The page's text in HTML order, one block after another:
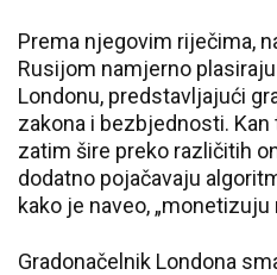
Prema njegovim riječima,
Rusijom namjerno
Londonu, predstavljajući
zakona i bezbjednosti.
zatim šire preko različitih
dodatno pojačavaju
kako je naveo, „monetizuju
Gradonačelnik Londona